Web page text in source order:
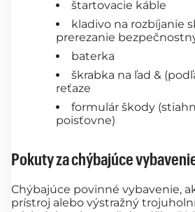
štartovacie káble
kladivo na rozbíjanie
prerezanie
baterka
škrabka na ľad &
reťaze
formulár škody
poisťovne)
Pokuty za chýbajúce
Chýbajúce povinné vybavenie,
prístroj alebo výstražný